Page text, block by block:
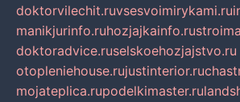
doktorvilechit.ruvsesvoimirykami.ru
manikjurinfo.ruhozjajkainfo.ru
doktoradvice.ruselskoehozjajstvo.ru
otopleniehouse.rujustinterior.ru
mojateplica.rupodelkimaster.ru